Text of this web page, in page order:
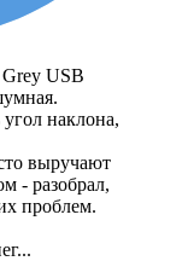
USB
наклона,
выручают
- разобрал,
проблем.